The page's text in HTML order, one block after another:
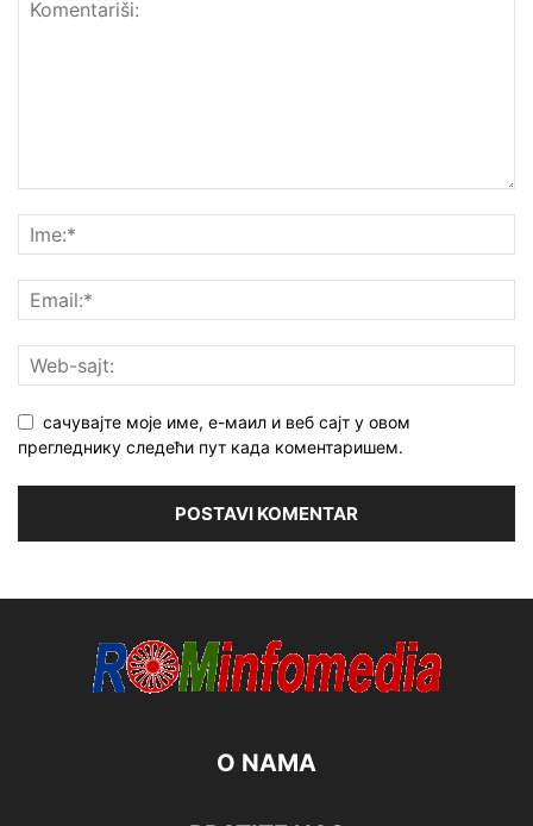
сачувајте моје име, е-маил и веб сајт у овом
прегледнику следећи пут када коментаришем.
O NAMA